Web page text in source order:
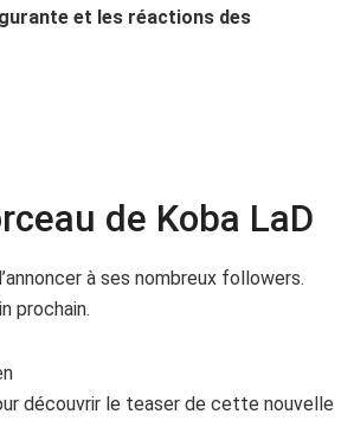
et les réactions des
de Koba LaD
à ses nombreux followers.
prochain.
découvrir le teaser de cette nouvelle